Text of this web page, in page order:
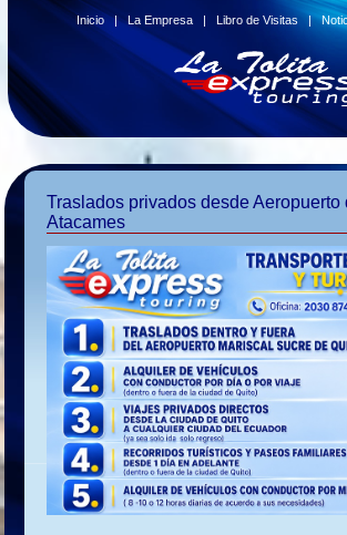
Inicio |La Empresa |Libro de Visitas |
Traslados privados desde Aeropuerto
Atacames